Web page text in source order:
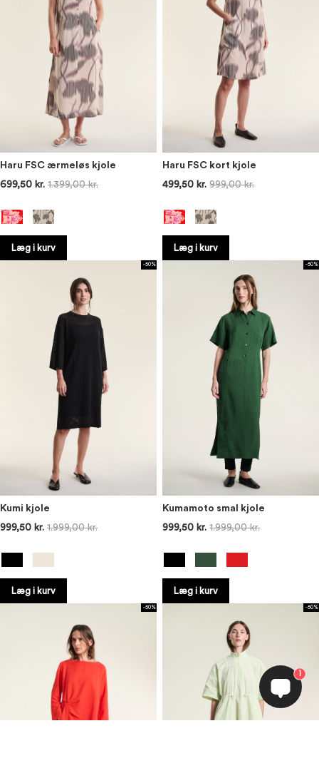
Haru FSC ærmeløs kjole
699,50 kr. 1.399,00 kr.
Læg i kurv
Haru FSC kort kjole
499,50 kr. 999,00 kr.
Læg i kurv
-50%
Kumi kjole
999,50 kr. 1.999,00 kr.
Læg i kurv
-50%
Kumamoto smal kjole
999,50 kr. 1.999,00 kr.
Læg i kurv
-50% -50%
1